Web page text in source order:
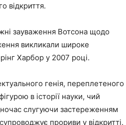
відкриття.
зауваження Вотсона щодо
викликали широке
Харбор у 2007 році.
генія, переплетеного
в історії науки, чий
слугуючи застереженням
прориви у відкритті.